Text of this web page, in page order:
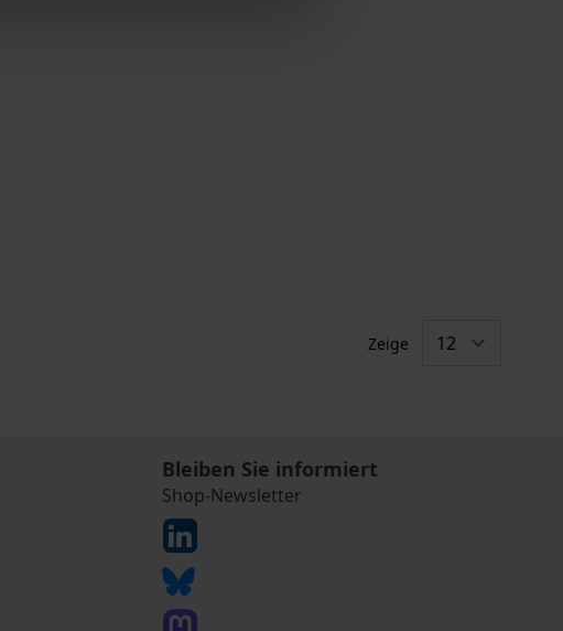
auf der Produktdetailseite
Zeige
Bleiben Sie informiert
Shop-Newsletter